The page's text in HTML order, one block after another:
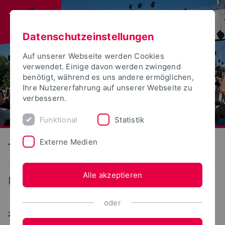
Technische Hochschule Ostwestfalen-Lippe
29.04.2026
Datenschutzeinstellungen
Auf unserer Webseite werden Cookies
verwendet. Einige davon werden zwingend
benötigt, während es uns andere ermöglichen,
Ihre Nutzererfahrung auf unserer Webseite zu
verbessern.
Funktional Statistik
Externe Medien
Alle akzeptieren
oder